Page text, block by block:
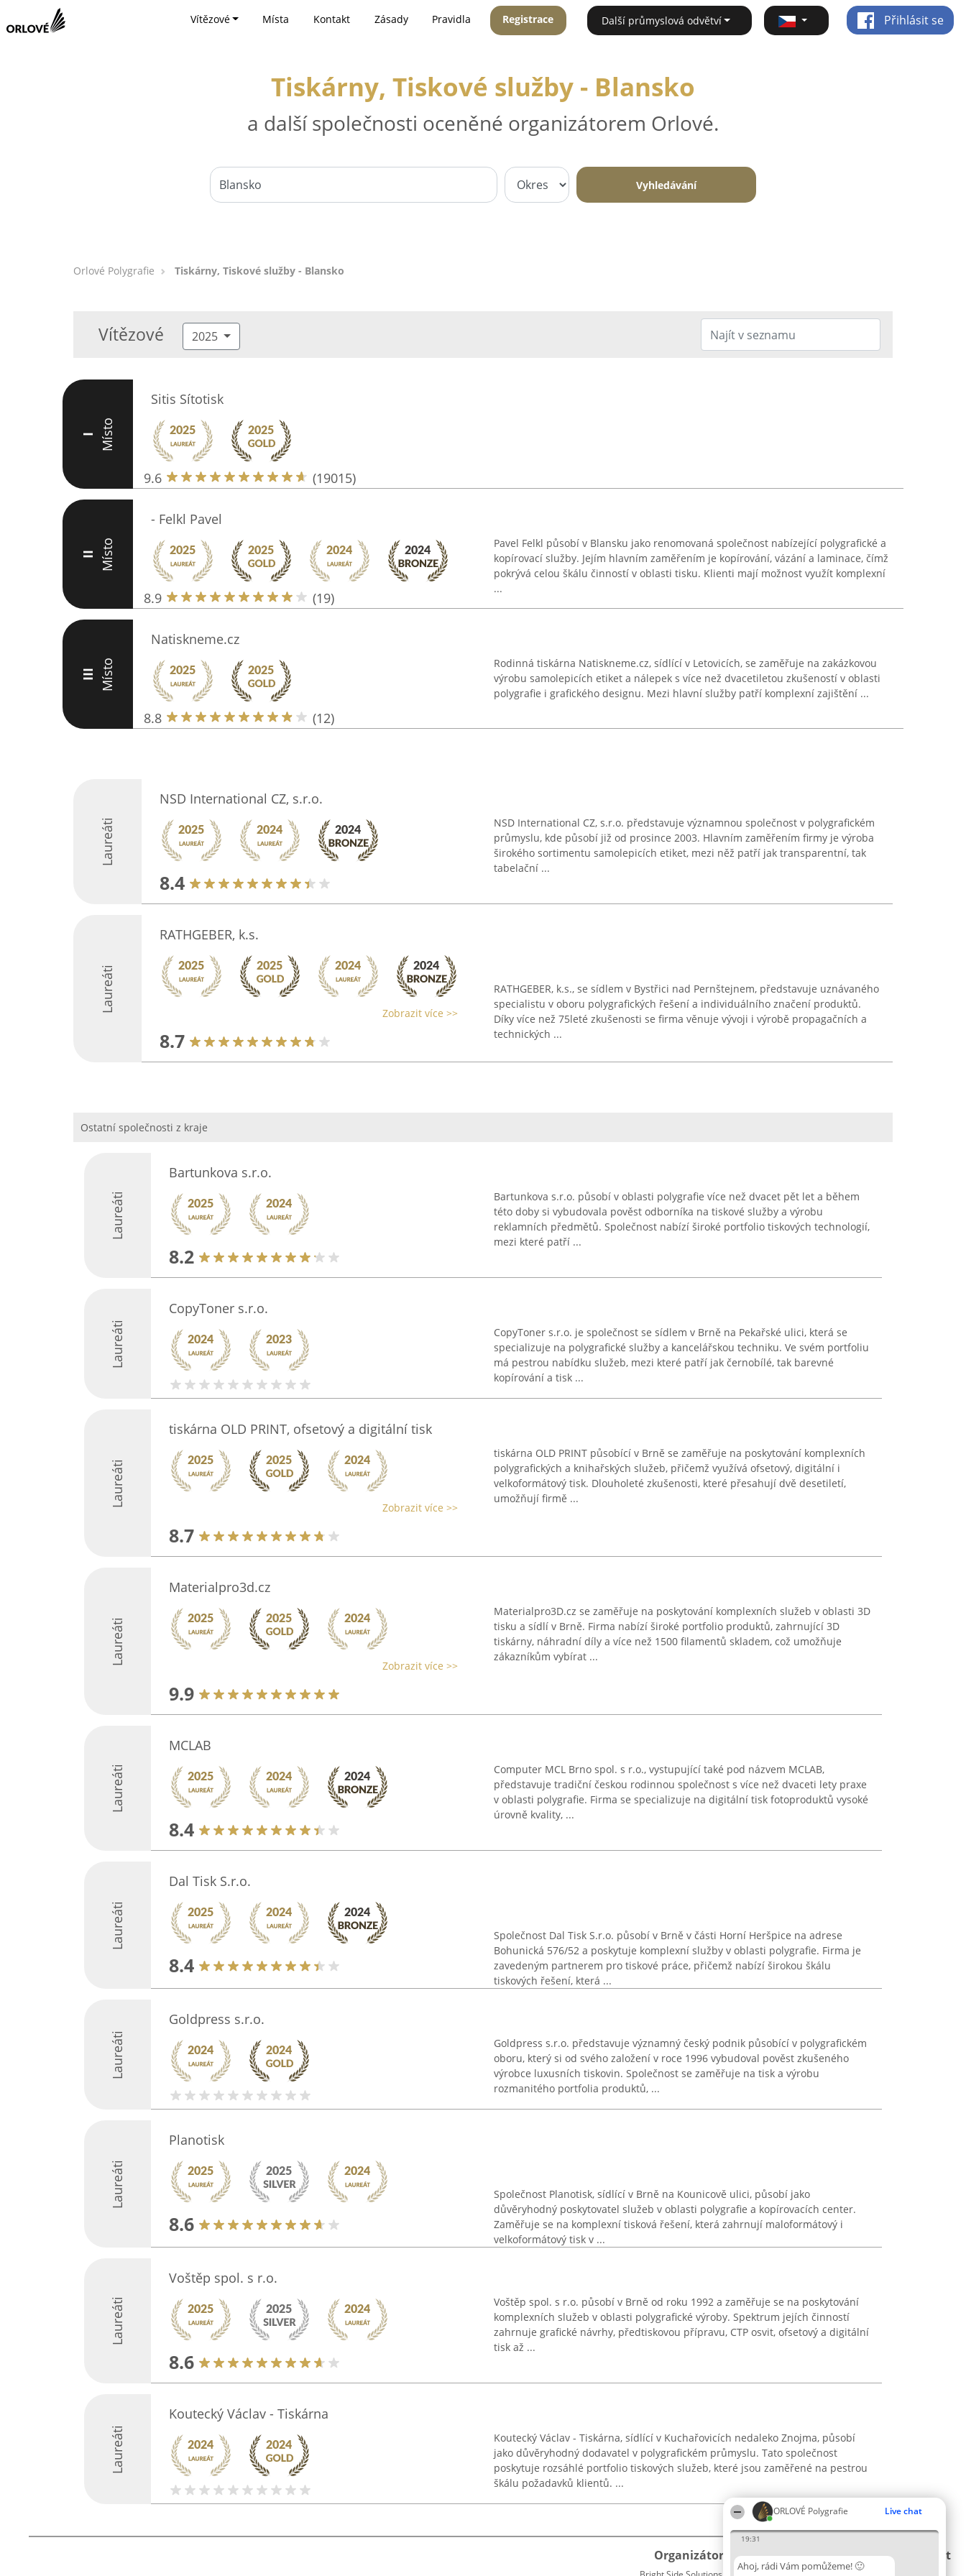
ORLOVÉ Polygrafie Live chat
19:31
Ahoj, rádi Vám pomůžeme! 🙂
Vítězové Místa Kontakt Zásady Pravidla Registrace Další průmyslová odvětví Přihlásit se
Tiskárny, Tiskové služby - Blansko
a další společnosti oceněné organizátorem Orlové.
Vyhledávání
Orlové Polygrafie Tiskárny, Tiskové služby - Blansko
Vítězové 2025
I Místo
Sitis Sítotisk
9.6 (19015)
II Místo
- Felkl Pavel
8.9 (19)
Pavel Felkl působí v Blansku jako renomovaná společnost nabízející polygrafické a
kopírovací služby. Jejím hlavním zaměřením je kopírování, vázání a laminace, čímž
pokrývá celou škálu činností v oblasti tisku. Klienti mají možnost využít komplexní
...
III Místo
Natiskneme.cz
8.8 (12)
Rodinná tiskárna Natiskneme.cz, sídlící v Letovicích, se zaměřuje na zakázkovou
výrobu samolepicích etiket a nálepek s více než dvacetiletou zkušeností v oblasti
polygrafie i grafického designu. Mezi hlavní služby patří komplexní zajištění ...
Laureáti
NSD International CZ, s.r.o.
8.4
NSD International CZ, s.r.o. představuje významnou společnost v polygrafickém
průmyslu, kde působí již od prosince 2003. Hlavním zaměřením firmy je výroba
širokého sortimentu samolepicích etiket, mezi něž patří jak transparentní, tak
tabelační ...
Laureáti
RATHGEBER, k.s.
Zobrazit více >>
8.7
RATHGEBER, k.s., se sídlem v Bystřici nad Pernštejnem, představuje uznávaného
specialistu v oboru polygrafických řešení a individuálního značení produktů.
Díky více než 75leté zkušenosti se firma věnuje vývoji i výrobě propagačních a
technických ...
Ostatní společnosti z kraje
Laureáti
Bartunkova s.r.o.
8.2
Bartunkova s.r.o. působí v oblasti polygrafie více než dvacet pět let a během
této doby si vybudovala pověst odborníka na tiskové služby a výrobu
reklamních předmětů. Společnost nabízí široké portfolio tiskových technologií,
mezi které patří ...
Laureáti
CopyToner s.r.o.
CopyToner s.r.o. je společnost se sídlem v Brně na Pekařské ulici, která se
specializuje na polygrafické služby a kancelářskou techniku. Ve svém portfoliu
má pestrou nabídku služeb, mezi které patří jak černobílé, tak barevné
kopírování a tisk ...
Laureáti
tiskárna OLD PRINT, ofsetový a digitální tisk
Zobrazit více >>
8.7
tiskárna OLD PRINT působící v Brně se zaměřuje na poskytování komplexních
polygrafických a knihařských služeb, přičemž využívá ofsetový, digitální i
velkoformátový tisk. Dlouholeté zkušenosti, které přesahují dvě desetiletí,
umožňují firmě ...
Laureáti
Materialpro3d.cz
Zobrazit více >>
9.9
Materialpro3D.cz se zaměřuje na poskytování komplexních služeb v oblasti 3D
tisku a sídlí v Brně. Firma nabízí široké portfolio produktů, zahrnující 3D
tiskárny, náhradní díly a více než 1500 filamentů skladem, což umožňuje
zákazníkům vybírat ...
Laureáti
MCLAB
8.4
Computer MCL Brno spol. s r.o., vystupující také pod názvem MCLAB,
představuje tradiční českou rodinnou společnost s více než dvaceti lety praxe
v oblasti polygrafie. Firma se specializuje na digitální tisk fotoproduktů vysoké
úrovně kvality, ...
Laureáti
Dal Tisk S.r.o.
8.4
Společnost Dal Tisk S.r.o. působí v Brně v části Horní Heršpice na adrese
Bohunická 576/52 a poskytuje komplexní služby v oblasti polygrafie. Firma je
zavedeným partnerem pro tiskové práce, přičemž nabízí širokou škálu
tiskových řešení, která ...
Laureáti
Goldpress s.r.o.
Goldpress s.r.o. představuje významný český podnik působící v polygrafickém
oboru, který si od svého založení v roce 1996 vybudoval pověst zkušeného
výrobce luxusních tiskovin. Společnost se zaměřuje na tisk a výrobu
rozmanitého portfolia produktů, ...
Laureáti
Planotisk
8.6
Společnost Planotisk, sídlící v Brně na Kounicově ulici, působí jako
důvěryhodný poskytovatel služeb v oblasti polygrafie a kopírovacích center.
Zaměřuje se na komplexní tisková řešení, která zahrnují maloformátový i
velkoformátový tisk v ...
Laureáti
Voštěp spol. s r.o.
8.6
Voštěp spol. s r.o. působí v Brně od roku 1992 a zaměřuje se na poskytování
komplexních služeb v oblasti polygrafické výroby. Spektrum jejích činností
zahrnuje grafické návrhy, předtiskovou přípravu, CTP osvit, ofsetový a digitální
tisk až ...
Laureáti
Koutecký Václav - Tiskárna
Koutecký Václav - Tiskárna, sídlící v Kuchařovicích nedaleko Znojma, působí
jako důvěryhodný dodavatel v polygrafickém průmyslu. Tato společnost
poskytuje rozsáhlé portfolio tiskových služeb, které jsou zaměřené na pestrou
škálu požadavků klientů. ...
Organizátor hlasování Plebiscyt Kontakt